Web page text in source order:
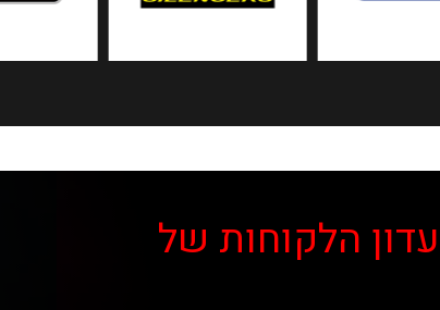
הלקוחות של